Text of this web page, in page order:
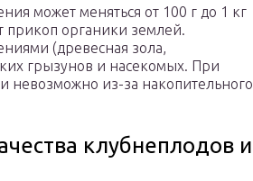
может меняться от 100 г до 1 кг
прикоп органики землей.
(древесная зола,
грызунов и насекомых. При
невозможно из-за накопительного
клубнеплодов и